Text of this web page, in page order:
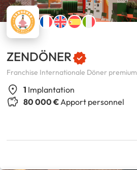
ZENDÖNER
Franchise Internationale Döner premium
1 Implantation
80 000 € Apport personnel